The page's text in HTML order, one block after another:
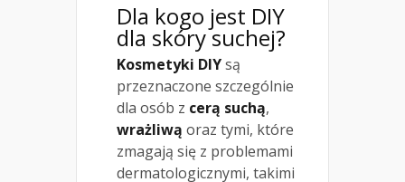
Dla kogo jest DIY
dla skóry suchej?
Kosmetyki DIYsą
przeznaczone szczególnie
dla osób z cerą suchą,
wrażliwą oraz tymi, które
zmagają się z problemami
dermatologicznymi, takimi